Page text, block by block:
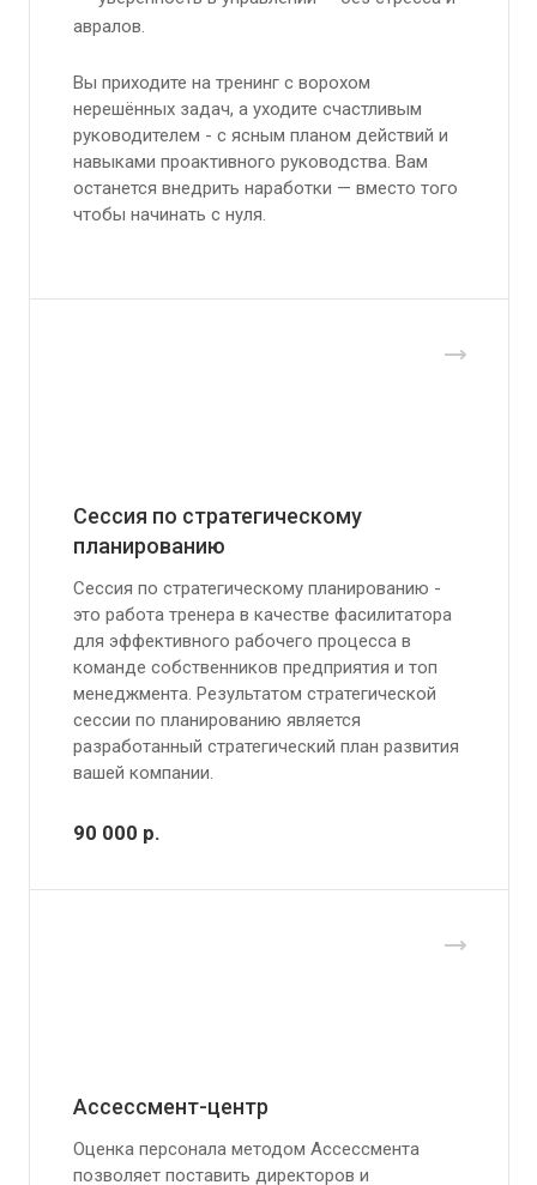
авралов.
Вы приходите на тренинг с ворохом
нерешённых задач, а уходите счастливым
руководителем - с ясным планом действий и
навыками проактивного руководства. Вам
останется внедрить наработки — вместо того
чтобы начинать с нуля.
Сессия по стратегическому
планированию
Сессия по стратегическому планированию -
это работа тренера в качестве фасилитатора
для эффективного рабочего процесса в
команде собственников предприятия и топ
менеджмента. Результатом стратегической
сессии по планированию является
разработанный стратегический план развития
вашей компании.
90 000 р.
Ассессмент-центр
Оценка персонала методом Ассессмента
позволяет поставить директоров и